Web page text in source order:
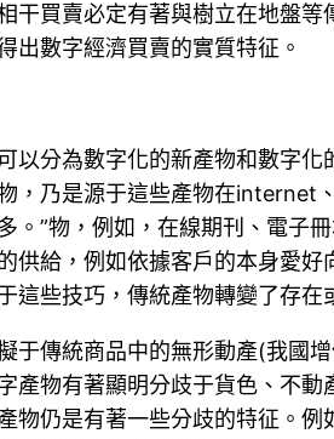
干買賣必定有著與樹立在地盤
出數字經濟買賣的實質特征。
以分為數字化的新產物和數字
，乃是源于這些產物在internet
。”物，例如，在線期刊、電子
供給，例如依據客戶的本身愛
這些技巧，傳統產物轉變了存
于傳統商品中的無形動產(我國
產物有著顯明分歧于貨色、不
物仍是有著一些分歧的特征。